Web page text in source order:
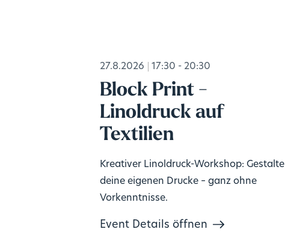
27.8.2026 17:30 - 20:30
Block Print -
Linoldruck auf
Textilien
Kreativer Linoldruck-Workshop: Gestalte
deine eigenen Drucke – ganz ohne
Vorkenntnisse.
Event Details öffnen